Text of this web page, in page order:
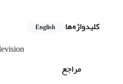
کلیدواژه‌ها English
مراجع